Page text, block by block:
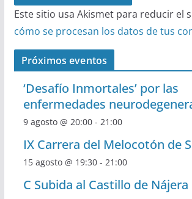
Este sitio usa Akismet para reducir el
cómo se procesan los datos de tus
Próximos eventos
‘Desafío Inmortales’ por las
enfermedades
9 agosto @ 20:00- 21:00
IX Carrera del Melocotón de
15 agosto @ 19:30- 21:00
C Subida al Castillo de Nájera